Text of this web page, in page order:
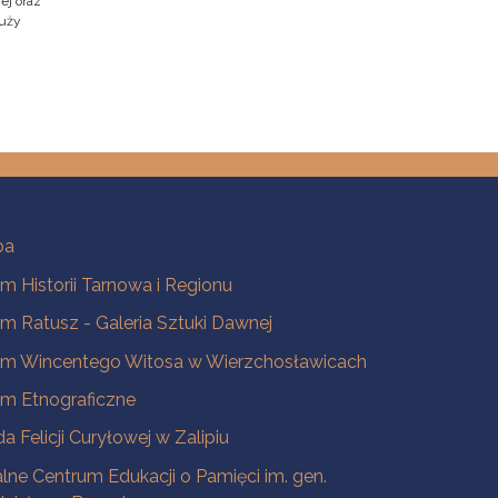
Historii Tarnowa i Regionu
Ratusz - Galeria Sztuki Dawnej
Wincentego Witosa w Wierzchosławicach
Etnograficzne
Felicji Curyłowej w Zalipiu
Centrum Edukacji o Pamięci im. gen.